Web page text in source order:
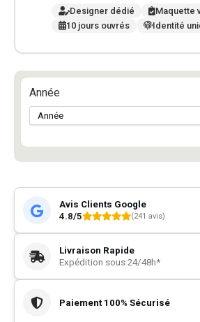
Designer dédié
Maquette
10 jours ouvrés
Identité
Année
Avis Clients Google
4.8/5
(241 avis)
Livraison Rapide
Expédition sous 24/48h*
Paiement 100% Sécurisé